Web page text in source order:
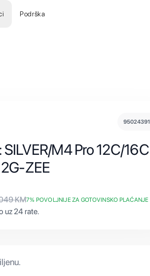
Podrška
95024391
SILVER/M4 Pro 12C/16C
ZEE
KM7% POVOLJNIJE ZA GOTOVINSKO PLAĆANJE
uz 24 rate.